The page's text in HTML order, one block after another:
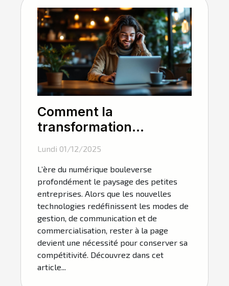
Comment la
transformation
elle les petites
entreprises ?
Lundi 01/12/2025
L’ère du numérique bouleverse
profondément le paysage des petites
entreprises. Alors que les nouvelles
technologies redéfinissent les modes de
gestion, de communication et de
commercialisation, rester à la page
devient une nécessité pour conserver sa
compétitivité. Découvrez dans cet
article...